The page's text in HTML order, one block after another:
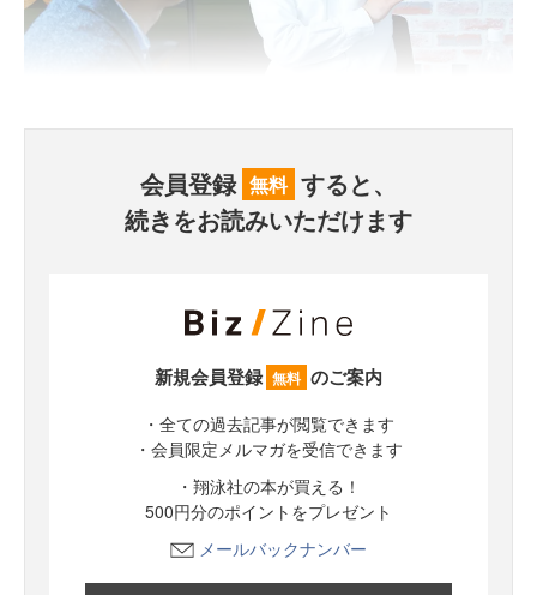
会員登録 無料 すると、
続きをお読みいただけます
新規会員登録 無料 のご案内
・全ての過去記事が閲覧できます
・会員限定メルマガを受信できます
・翔泳社の本が買える！
500円分のポイントをプレゼント
メールバックナンバー